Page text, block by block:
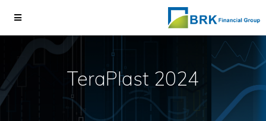
TeraPlast 2024